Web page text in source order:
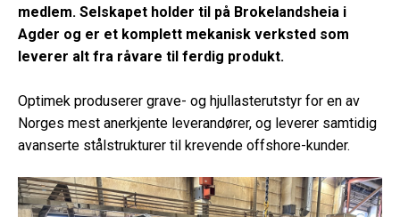
medlem. Selskapet holder til på Brokelandsheia i
Agder og er et komplett mekanisk verksted som
leverer alt fra råvare til ferdig produkt.
Optimek produserer grave- og hjullasterutstyr for en av
Norges mest anerkjente leverandører, og leverer samtidig
avanserte stålstrukturer til krevende offshore-kunder.